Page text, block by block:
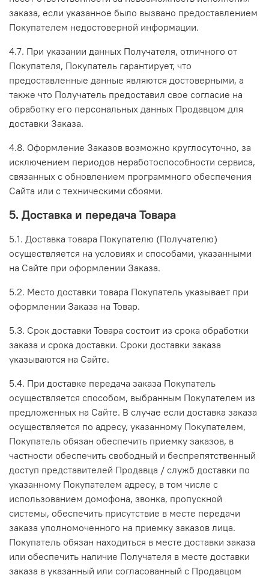
заказа, если указанное было вызвано предоставлением
Покупателем недостоверной информации.
4.7. При указании данных Получателя, отличного от
Покупателя, Покупатель гарантирует, что
предоставленные данные являются достоверными, а
также что Получатель предоставил свое согласие на
обработку его персональных данных Продавцом для
доставки Заказа.
4.8. Оформление Заказов возможно круглосуточно, за
исключением периодов неработоспособности сервиса,
связанных с обновлением программного обеспечения
Сайта или с техническими сбоями.
5. Доставка и передача Товара
5.1. Доставка товара Покупателю (Получателю)
осуществляется на условиях и способами, указанными
на Сайте при оформлении Заказа.
5.2. Место доставки товара Покупатель указывает при
оформлении Заказа на Товар.
5.3. Срок доставки Товара состоит из срока обработки
заказа и срока доставки. Сроки доставки заказа
указываются на Сайте.
5.4. При доставке передача заказа Покупатель
осуществляется способом, выбранным Покупателем из
предложенных на Сайте. В случае если доставка заказа
осуществляется по адресу, указанному Покупателем,
Покупатель обязан обеспечить приемку заказов, в
частности обеспечить свободный и беспрепятственный
доступ представителей Продавца / служб доставки по
указанному Покупателем адресу, в том числе с
использованием домофона, звонка, пропускной
системы, обеспечить присутствие в месте передачи
заказа уполномоченного на приемку заказов лица.
Покупатель обязан находиться в месте доставки заказа
или обеспечить наличие Получателя в месте доставки
заказа в указанный или согласованный с Продавцом